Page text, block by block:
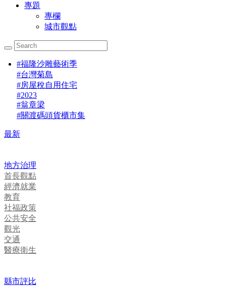
專題
專欄
城市觀點
#福隆沙雕藝術季
#台灣菊島
#房屋稅自用住宅
#2023
#翁章梁
#關渡碼頭貨櫃市集
最新
地方治理
首長觀點
經濟就業
教育
社福政策
公共安全
觀光
交通
醫療衛生
縣市評比